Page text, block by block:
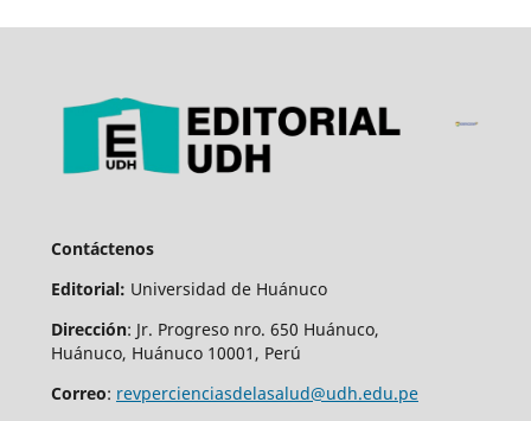
Contáctenos
Editorial: Universidad de Huánuco
Dirección: Jr. Progreso nro. 650 Huánuco,
Huánuco, Huánuco 10001, Perú
Correo: revpercienciasdelasalud@udh.edu.pe